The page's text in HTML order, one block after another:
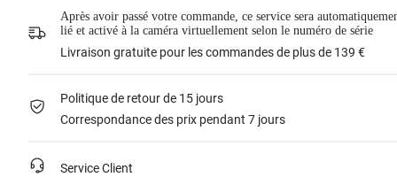
Insta360 FlexiCare assure deux remplacements en l'espace d'un an. Insta360
remplacera le produit endommagé et couvrira les frais d'expédition dans les
deux sens. Les utilisateurs doivent payer des frais de remplacement de37,99 €
à chaque fois pour utiliser le service.
Pour plus d’informations, veuillez consulter le
En savoir plus
Après avoir passé votre commande, ce service sera
lié et activé à la caméra virtuellement selon le numéro de série
Livraison gratuite pour les commandes de plus de 139 €
Politique de retour de 15 jours
Correspondance des prix pendant 7 jours
Service Client